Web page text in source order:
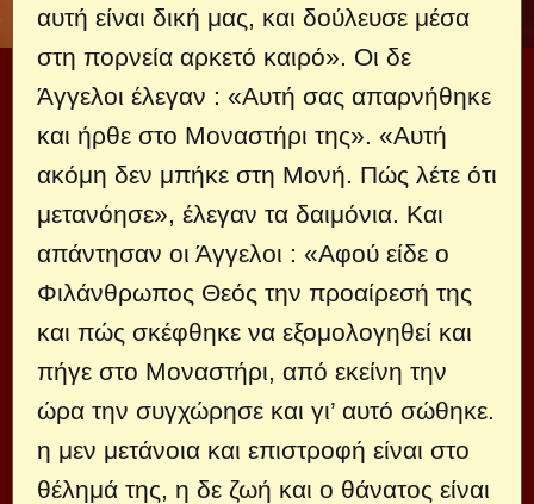
αυτή είναι δική μας, και δούλευσε μέσα
στη πορνεία αρκετό καιρό». Οι δε
Άγγελοι έλεγαν : «Αυτή σας απαρνήθηκε
και ήρθε στο Μοναστήρι της». «Αυτή
ακόμη δεν μπήκε στη Μονή. Πώς λέτε ότι
μετανόησε», έλεγαν τα δαιμόνια. Και
απάντησαν οι Άγγελοι : «Αφού είδε ο
Φιλάνθρωπος Θεός την προαίρεσή της
και πώς σκέφθηκε να εξομολογηθεί και
πήγε στο Μοναστήρι, από εκείνη την
ώρα την συγχώρησε και γι’ αυτό σώθηκε.
η μεν μετάνοια και επιστροφή είναι στο
θέλημά της, η δε ζωή και ο θάνατος είναι